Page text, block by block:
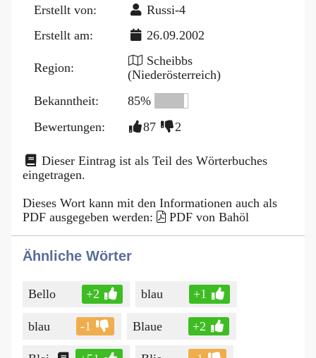
Erstellt von:
Russi-4
Erstellt am:
26.09.2002
Region:
Scheibbs
(Niederösterreich)
Bekanntheit:
85%
Bewertungen:
87 2
Dieser Eintrag ist als Teil des Wörterbuches
eingetragen.
Dieses Wort kann mit den Informationen auch als
PDF ausgegeben werden:
PDF von Bahöl
Ähnliche Wörter
Bello +2 blau +1
blau -1 Blaue +2